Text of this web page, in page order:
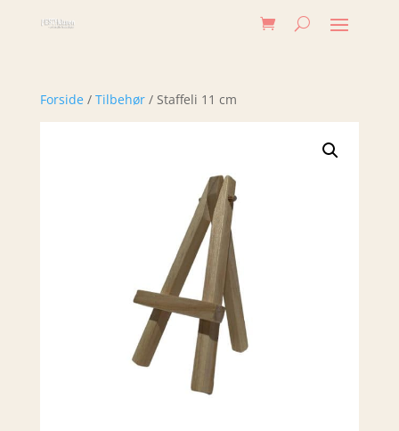
Forside/ Tilbehør/ Staffeli 11 cm